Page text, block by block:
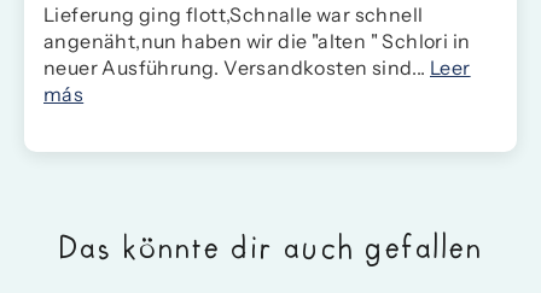
Lieferung ging flott,Schnalle war schnell
angenäht,nun haben wir die "alten " Schlori in
neuer Ausführung. Versandkosten sind... Leer
más
Das könnte dir auch gefallen